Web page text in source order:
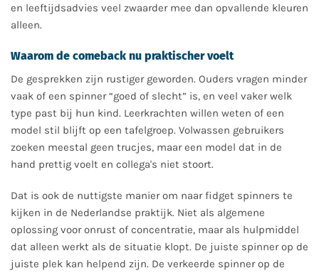
en leeftijdsadvies veel zwaarder mee dan opvallende kleuren
alleen.
Waarom de comeback nu praktischer voelt
De gesprekken zijn rustiger geworden. Ouders vragen minder
vaak of een spinner “goed of slecht” is, en veel vaker welk
type past bij hun kind. Leerkrachten willen weten of een
model stil blijft op een tafelgroep. Volwassen gebruikers
zoeken meestal geen trucjes, maar een model dat in de
hand prettig voelt en collega's niet stoort.
Dat is ook de nuttigste manier om naar fidget spinners te
kijken in de Nederlandse praktijk. Niet als algemene
oplossing voor onrust of concentratie, maar als hulpmiddel
dat alleen werkt als de situatie klopt. De juiste spinner op de
juiste plek kan helpend zijn. De verkeerde spinner op de